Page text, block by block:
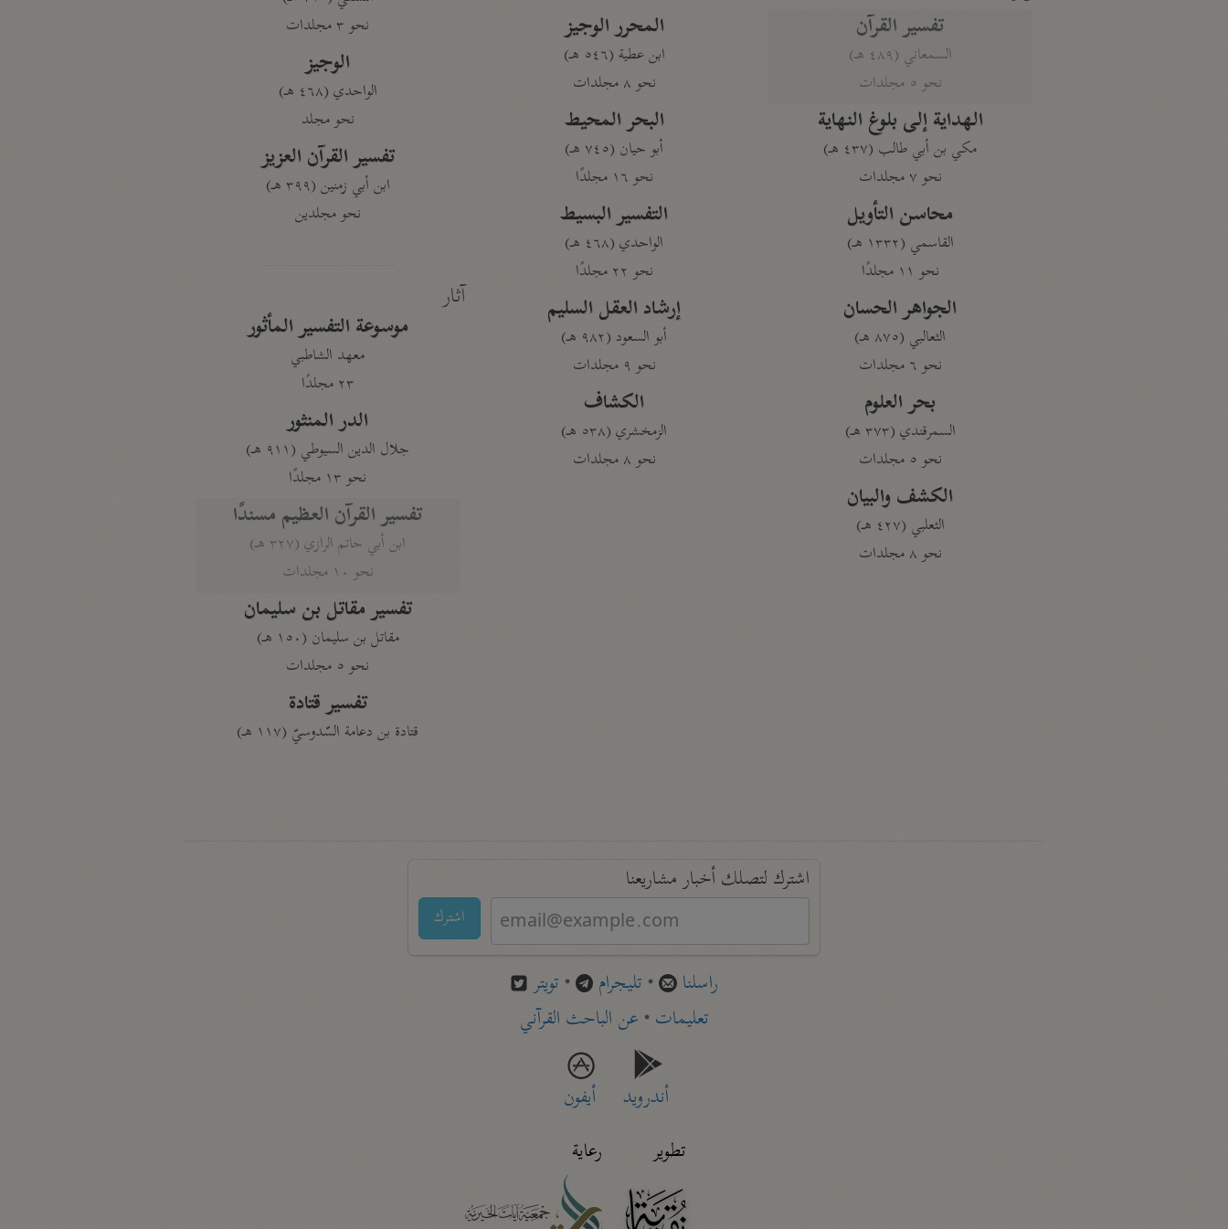
تفسير القرآن
السمعاني (٤٨٩ هـ)
نحو ٥ مجلدات
الهداية إلى بلوغ النهاية
مكي بن أبي طالب (٤٣٧ هـ)
نحو ٧ مجلدات
محاسن التأويل
القاسمي (١٣٣٢ هـ)
نحو ١١ مجلدًا
الجواهر الحسان
الثعالبي (٨٧٥ هـ)
نحو ٦ مجلدات
بحر العلوم
السمرقندي (٣٧٣ هـ)
نحو ٥ مجلدات
الكشف والبيان
الثعلبي (٤٢٧ هـ)
نحو ٨ مجلدات
المحرر الوجيز
ابن عطية (٥٤٦ هـ)
نحو ٨ مجلدات
البحر المحيط
أبو حيان (٧٤٥ هـ)
نحو ١٦ مجلدًا
التفسير البسيط
الواحدي (٤٦٨ هـ)
نحو ٢٢ مجلدًا
إرشاد العقل السليم
أبو السعود (٩٨٢ هـ)
نحو ٩ مجلدات
الكشاف
الزمخشري (٥٣٨ هـ)
نحو ٨ مجلدات
نحو ٣ مجلدات
الوجيز
الواحدي (٤٦٨ هـ)
نحو مجلد
تفسير القرآن العزيز
ابن أبي زمنين (٣٩٩ هـ)
نحو مجلدين
آثار
موسوعة التفسير المأثور
معهد الشاطبي
٢٣ مجلدًا
الدر المنثور
جلال الدين السيوطي (٩١١ هـ)
نحو ١٣ مجلدًا
تفسير القرآن العظيم مسندًا
ابن أبي حاتم الرازي (٣٢٧ هـ)
نحو ١٠ مجلدات
تفسير مقاتل بن سليمان
مقاتل بن سليمان (١٥٠ هـ)
نحو ٥ مجلدات
تفسير قتادة
قتادة بن دعامة السّدوسيّ (١١٧ هـ)
اشترك لتصلك أخبار مشاريعنا
اشترك
راسلنا • تليجرام • تويتر
تعليمات• عن الباحث القرآني
أندرويد
أيفون
تطوير
رعاية